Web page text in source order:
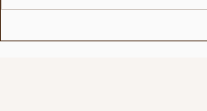
Irlin og Marius runder av